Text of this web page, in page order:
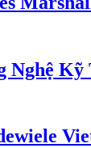
Nghệ